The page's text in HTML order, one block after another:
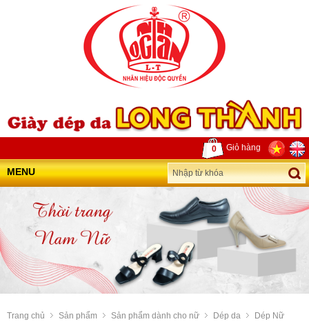
0 Giỏ hàng
MENU
Trang chủ Sản phẩm Sản phẩm dành cho nữ Dép da Dép Nữ